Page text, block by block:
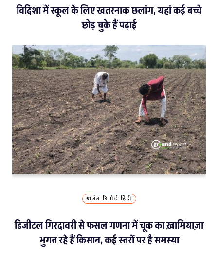
विदिशा में स्कूल के लिए खतरनाक छलांग, यहां कई बच्चे
छोड़ चुके हैं पढ़ाई
ग्राउंड रिपोर्ट हिंदी
डिजीटल गिरदावरी से फसल गणना में चूक का ख़ामियाज़ा
भुगत रहे हैं किसान, कई स्तरों पर है समस्या